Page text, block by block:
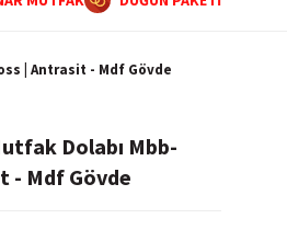
| Antrasit - Mdf Gövde
Dolabı Mbb-
- Mdf Gövde